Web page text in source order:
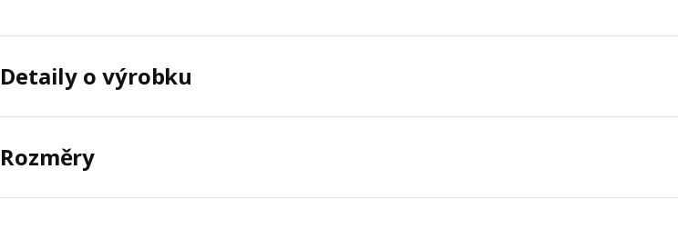
Detaily o výrobku
Rozměry